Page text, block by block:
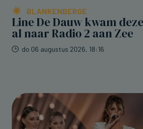
BLANKENBERGE
Line De Dauw kwam
al naar Radio 2 aan Zee
do 06 augustus 2026, 18:16